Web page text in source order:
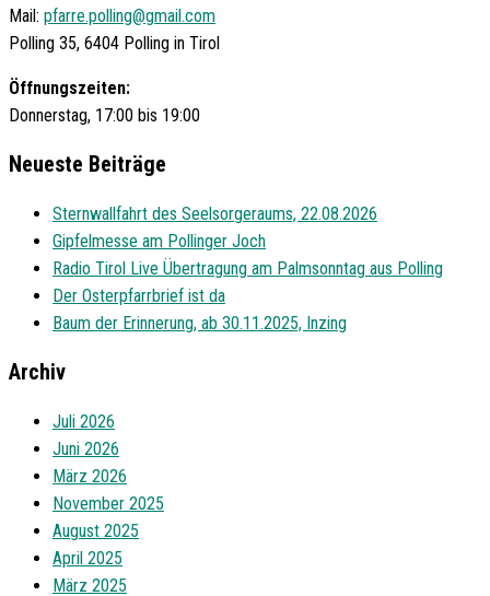
Mail: pfarre.polling@gmail.com
Polling 35, 6404 Polling in Tirol
Öffnungszeiten:
Donnerstag, 17:00 bis 19:00
Neueste Beiträge
Sternwallfahrt des Seelsorgeraums, 22.08.2026
Gipfelmesse am Pollinger Joch
Radio Tirol Live Übertragung am Palmsonntag aus Polling
Der Osterpfarrbrief ist da
Baum der Erinnerung, ab 30.11.2025, Inzing
Archiv
Juli 2026
Juni 2026
März 2026
November 2025
August 2025
April 2025
März 2025